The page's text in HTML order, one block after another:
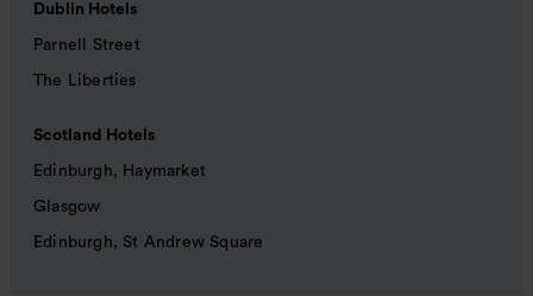
Dublin Hotels
Parnell Street
The Liberties
Scotland Hotels
Edinburgh, Haymarket
Glasgow
Edinburgh, St Andrew Square